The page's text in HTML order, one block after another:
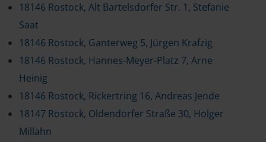
18146 Rostock, Alt Bartelsdorfer Str. 1, Stefanie
Saat
18146 Rostock, Ganterweg 5, Jürgen Krafzig
18146 Rostock, Hannes-Meyer-Platz 7, Arne
Heinig
18146 Rostock, Rickertring 16, Andreas Jende
18147 Rostock, Oldendorfer Straße 30, Holger
Millahn